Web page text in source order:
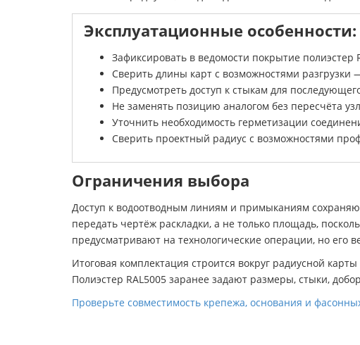
Эксплуатационные особенности:
Зафиксировать в ведомости покрытие
Сверить длины карт с возможностями разгрузки
Предусмотреть доступ к стыкам для
Не заменять позицию аналогом без пересчёта
Уточнить необходимость герметизации
Сверить проектный радиус с возможностями
Ограничения выбора
Доступ к водоотводным линиям и примыканиям
передать чертёж раскладки, а не только площадь,
предусматривают на технологические операции, но
Итоговая комплектация строится вокруг радиусной
Полиэстер RAL5005 заранее задают размеры, стыки,
Проверьте совместимость крепежа, основания и